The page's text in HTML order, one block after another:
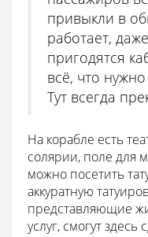
привыкли в
работает,
пригодятся
всё, что
Тут всегда
На корабле есть
солярии, поле для
можно посетить
аккуратную
представляющие
услуг, смогут здесь